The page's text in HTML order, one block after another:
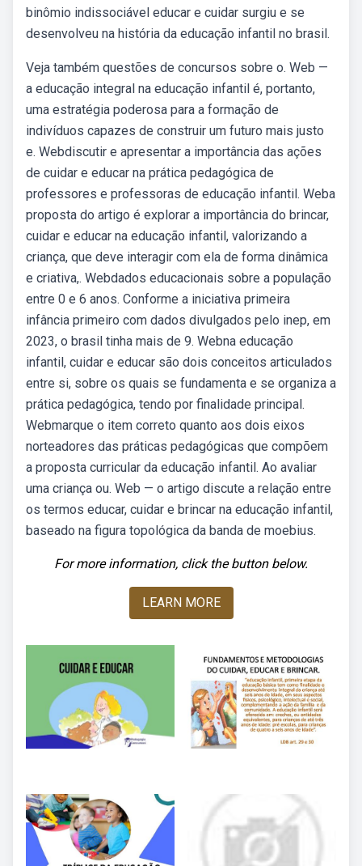
binômio indissociável educar e cuidar surgiu e se
desenvolveu na história da educação infantil no brasil.
Veja também questões de concursos sobre o. Web —
a educação integral na educação infantil é, portanto,
uma estratégia poderosa para a formação de
indivíduos capazes de construir um futuro mais justo
e. Webdiscutir e apresentar a importância das ações
de cuidar e educar na prática pedagógica de
professores e professoras de educação infantil. Weba
proposta do artigo é explorar a importância do brincar,
cuidar e educar na educação infantil, valorizando a
criança, que deve interagir com ela de forma dinâmica
e criativa,. Webdados educacionais sobre a população
entre 0 e 6 anos. Conforme a iniciativa primeira
infância primeiro com dados divulgados pelo inep, em
2023, o brasil tinha mais de 9. Webna educação
infantil, cuidar e educar são dois conceitos articulados
entre si, sobre os quais se fundamenta e se organiza a
prática pedagógica, tendo por finalidade principal.
Webmarque o item correto quanto aos dois eixos
norteadores das práticas pedagógicas que compõem
a proposta curricular da educação infantil. Ao avaliar
uma criança ou. Web — o artigo discute a relação entre
os termos educar, cuidar e brincar na educação infantil,
baseado na figura topológica da banda de moebius.
For more information, click the button below.
LEARN MORE